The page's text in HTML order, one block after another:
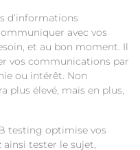
d’informations
avec vos
et au bon moment. Il
vos communications par
ou intérêt. Non
plus élevé, mais en plus,
testing optimise vos
ainsi tester le sujet,